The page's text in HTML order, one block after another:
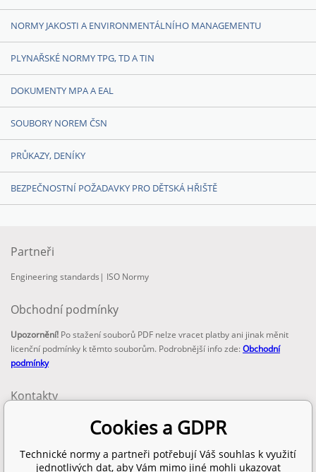
NORMY JAKOSTI A ENVIRONMENTÁLNÍHO MANAGEMENTU
PLYNAŘSKÉ NORMY TPG, TD A TIN
DOKUMENTY MPA A EAL
SOUBORY NOREM ČSN
PRŮKAZY, DENÍKY
BEZPEČNOSTNÍ POŽADAVKY PRO DĚTSKÁ HŘIŠTĚ
Partneři
Engineering standards | ISO Normy
Obchodní podmínky
Upozornění! Po stažení souborů PDF nelze vracet platby ani jinak měnit
licenční podmínky k těmto souborům. Podrobnější info zde:Obchodní
podmínky
Kontakty
info@technickenormy.cz
obchod@technickenormy.cz
Telefon:
Cookies a GDPR
Technické normy a partneři potřebují Váš souhlas k využití
jednotlivých dat, aby Vám mimo jiné mohli ukazovat